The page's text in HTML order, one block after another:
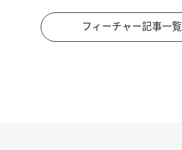
フィーチャー記事一覧